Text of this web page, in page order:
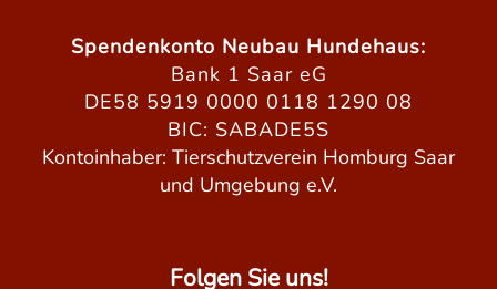
Folgen Sie uns!
Spendenkonto Neubau Hundehaus:
Bank 1 Saar eG
DE58 5919 0000 0118 1290 08
BIC: SABADE5S
Kontoinhaber: Tierschutzverein Homburg Saar
und Umgebung e.V.